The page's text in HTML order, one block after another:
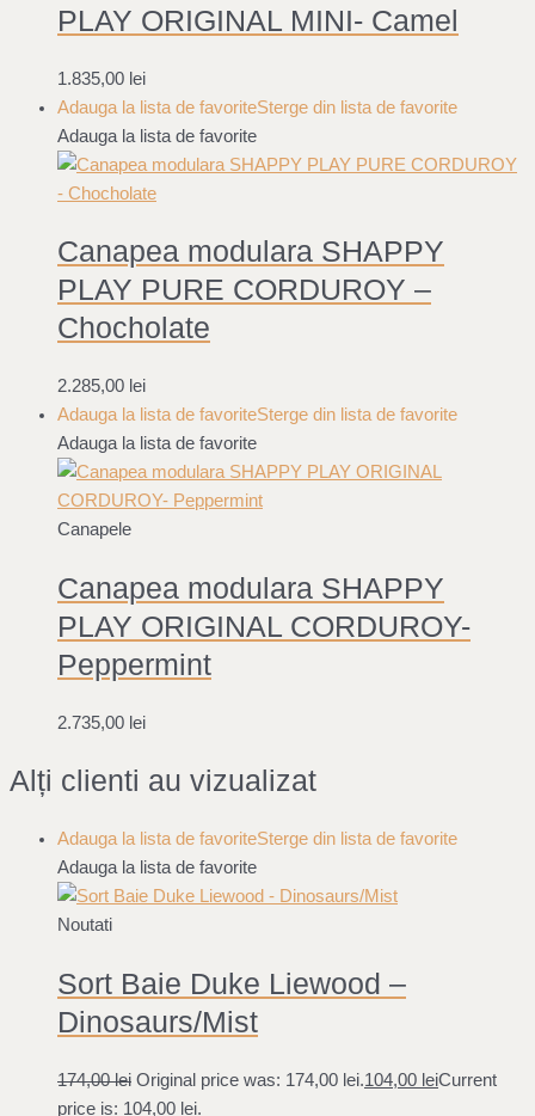
PLAY ORIGINAL MINI- Camel
1.835,00 lei
Adauga la lista de favoriteSterge din lista de favorite
Adauga la lista de favorite
Canapea modulara SHAPPY
PLAY PURE CORDUROY –
Chocholate
2.285,00 lei
Adauga la lista de favoriteSterge din lista de favorite
Adauga la lista de favorite
Canapele
Canapea modulara SHAPPY
PLAY ORIGINAL CORDUROY-
Peppermint
2.735,00 lei
Alți clienti au vizualizat
Adauga la lista de favoriteSterge din lista de favorite
Adauga la lista de favorite
Noutati
Sort Baie Duke Liewood –
Dinosaurs/Mist
174,00lei Original price was: 174,00 lei.104,00 leiCurrent
price is: 104,00 lei.